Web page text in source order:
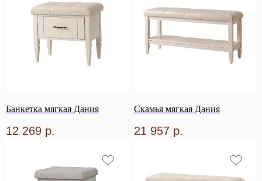
Банкетка мягкая Дания
12 269 р.
Скамья мягкая Дания
21 957 р.